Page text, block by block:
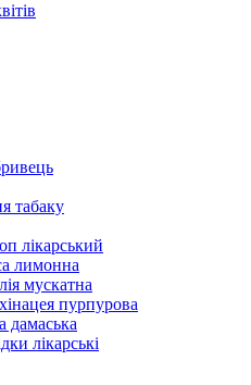
табаку
лікарський
лимонна
мускатна
пурпурова
дамаська
лікарські